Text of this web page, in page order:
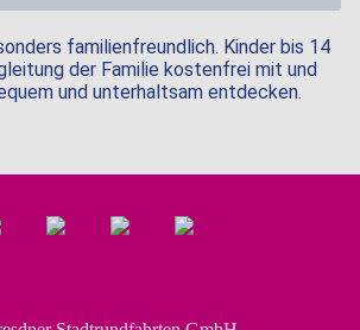
familienfreundlich. Kinder bis 14
der Familie kostenfrei mit und
und unterhaltsam entdecken.